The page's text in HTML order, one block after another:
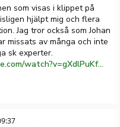
som visas i klippet på
hjälpt mig och flera
Jag tror också som Johan
missats av många och inte
sk experter.
https://www.youtube.com/watch?v=gXdlPuKfyXs&t=79s